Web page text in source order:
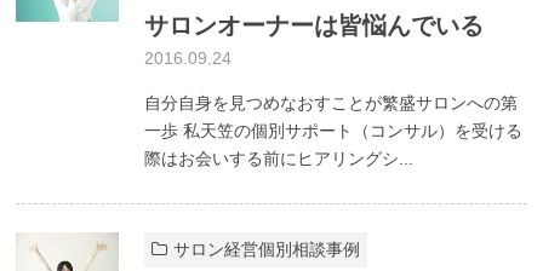
サロンオーナーは皆悩んでいる
2016.09.24
自分自身を見つめなおすことが繁盛サロンへの第
一歩 私天笠の個別サポート（コンサル）を受ける
際はお会いする前にヒアリングシ...
サロン経営個別相談事例